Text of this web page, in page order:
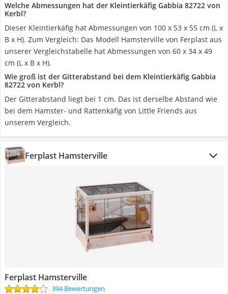
Welche Abmessungen hat der Kleintierkäfig Gabbia 82722 von
Kerbl?
Dieser Kleintierkäfig hat Abmessungen von 100 x 53 x 55 cm (L x
B x H). Zum Vergleich: Das Modell Hamsterville von Ferplast aus
unserer Vergleichstabelle hat Abmessungen von 60 x 34 x 49
cm (L x B x H).
Wie groß ist der Gitterabstand bei dem Kleintierkäfig Gabbia
82722 von Kerbl?
Der Gitterabstand liegt bei 1 cm. Das ist derselbe Abstand wie
bei dem Hamster- und Rattenkäfig von Little Friends aus
unserem Vergleich.
Ferplast Hamsterville
Ferplast Hamsterville
394 Bewertungen